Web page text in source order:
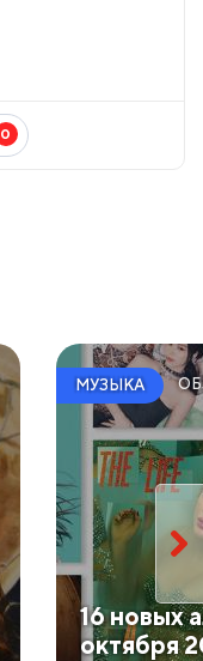
0
МУЗЫКА
​16 новых
октября